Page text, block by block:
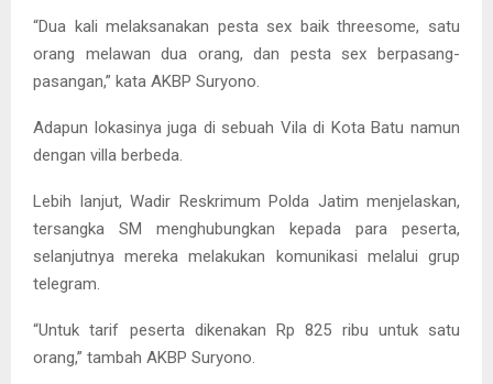
“Dua kali melaksanakan pesta sex baik threesome, satu
orang melawan dua orang, dan pesta sex berpasang-
pasangan,” kata AKBP Suryono.
Adapun lokasinya juga di sebuah Vila di Kota Batu namun
dengan villa berbeda.
Lebih lanjut, Wadir Reskrimum Polda Jatim menjelaskan,
tersangka SM menghubungkan kepada para peserta,
selanjutnya mereka melakukan komunikasi melalui grup
telegram.
“Untuk tarif peserta dikenakan Rp 825 ribu untuk satu
orang,” tambah AKBP Suryono.